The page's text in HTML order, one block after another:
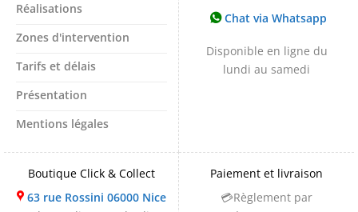
Réalisations
Zones d'intervention
Tarifs et délais
Présentation
Mentions légales
Chat via Whatsapp
Disponible en ligne du
lundi au samedi
Boutique Click & Collect
63 rue Rossini 06000 Nice
Paiement et livraison
💳Règlement par